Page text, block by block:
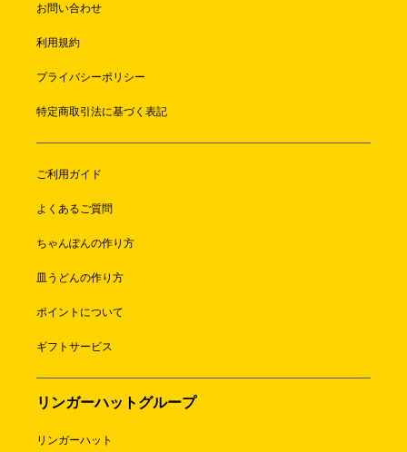
お問い合わせ
利用規約
プライバシーポリシー
特定商取引法に基づく表記
ご利用ガイド
よくあるご質問
ちゃんぽんの作り方
皿うどんの作り方
ポイントについて
ギフトサービス
リンガーハットグループ
リンガーハット